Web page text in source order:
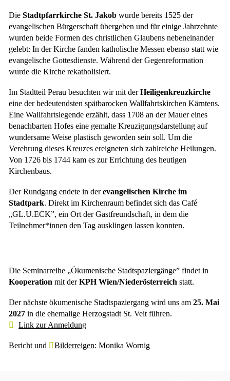
Die Stadtpfarrkirche St. Jakob wurde bereits 1525 der
evangelischen Bürgerschaft übergeben und für einige Jahrzehnte
wurden beide Formen des christlichen Glaubens nebeneinander
gelebt: In der Kirche fanden katholische Messen ebenso statt wie
evangelische Gottesdienste. Während der Gegenreformation
wurde die Kirche rekatholisiert.
Im Stadtteil Perau besuchten wir mit derHeiligenkreuzkirche
eine der bedeutendsten spätbarocken Wallfahrtskirchen Kärntens.
Eine Wallfahrtslegende erzählt, dass 1708 an der Mauer eines
benachbarten Hofes eine gemalte Kreuzigungsdarstellung auf
wundersame Weise plastisch geworden sein soll. Um die
Verehrung dieses Kreuzes ereigneten sich zahlreiche Heilungen.
Von 1726 bis 1744 kam es zur Errichtung des heutigen
Kirchenbaus.
Der Rundgang endete in derevangelischen Kirche im
Stadtpark. Direkt im Kirchenraum befindet sich das Café
„GL.U.ECK”, ein Ort der Gastfreundschaft, in dem die
Teilnehmer*innen den Tag ausklingen lassen konnten.
Die Seminarreihe „Ökumenische Stadtspaziergänge” findet in
Kooperation mit derKPH Wien/Niederösterreich statt.
Der nächste ökumenische Stadtspaziergang wird uns am 25. Mai
2027 in die ehemalige Herzogstadt St. Veit führen.
Link zur Anmeldung
Bericht und Bilderreigen: Monika Wornig